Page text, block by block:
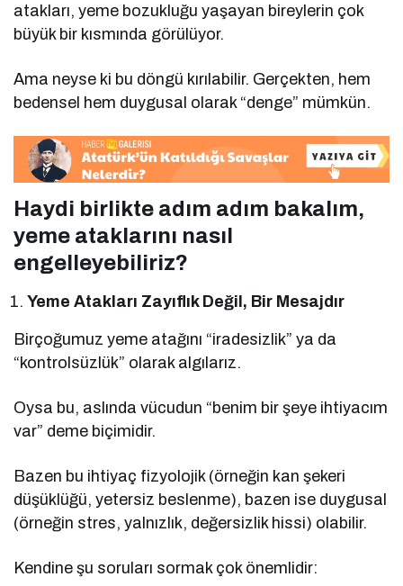
atakları, yeme bozukluğu yaşayan bireylerin çok
büyük bir kısmında görülüyor.
Ama neyse ki bu döngü kırılabilir. Gerçekten, hem
bedensel hem duygusal olarak “denge” mümkün.
Haydi birlikte adım adım bakalım,
yeme ataklarını nasıl
engelleyebiliriz?
Yeme Atakları Zayıflık Değil, Bir Mesajdır
Birçoğumuz yeme atağını “iradesizlik” ya da
“kontrolsüzlük” olarak algılarız.
Oysa bu, aslında vücudun “benim bir şeye ihtiyacım
var” deme biçimidir.
Bazen bu ihtiyaç fizyolojik (örneğin kan şekeri
düşüklüğü, yetersiz beslenme), bazen ise duygusal
(örneğin stres, yalnızlık, değersizlik hissi) olabilir.
Kendine şu soruları sormak çok önemlidir: